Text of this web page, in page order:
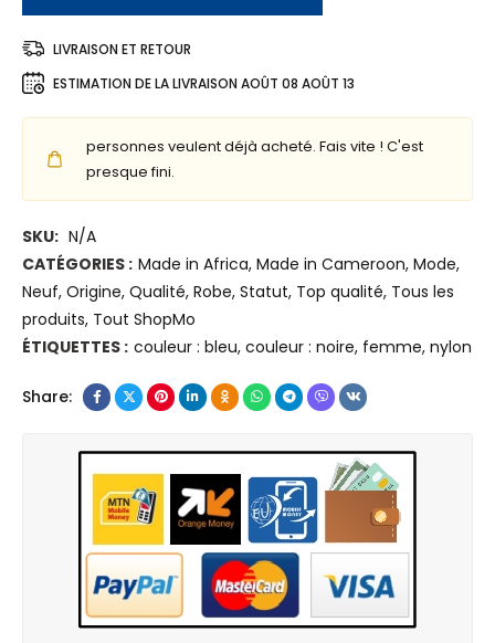
n
b
i
l
s
u
p
e
e
t
t
e
E
l
e
e
LIVRAISON ET RETOUR
ESTIMATION DE LA LIVRAISON AOÛT 08 AOÛT 13
personnes veulent déjà acheté. Fais vite ! C'est
presque fini.
SKU: N/A
CATÉGORIES : Made in Africa, Made in Cameroon, Mode,
Neuf, Origine, Qualité, Robe, Statut, Top qualité, Tous les
produits, Tout ShopMo
ÉTIQUETTES : couleur : bleu, couleur : noire, femme, nylon
Share: